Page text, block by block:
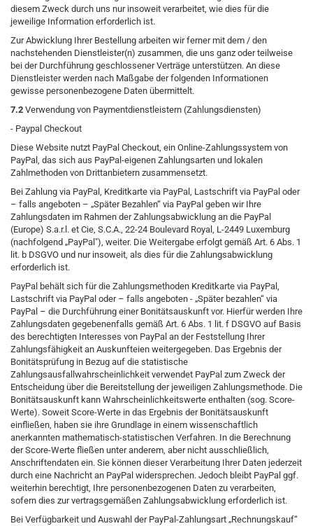
diesem Zweck durch uns nur insoweit verarbeitet, wie dies für die
jeweilige Information erforderlich ist.
Zur Abwicklung Ihrer Bestellung arbeiten wir ferner mit dem / den
nachstehenden Dienstleister(n) zusammen, die uns ganz oder teilweise
bei der Durchführung geschlossener Verträge unterstützen. An diese
Dienstleister werden nach Maßgabe der folgenden Informationen
gewisse personenbezogene Daten übermittelt.
7.2 Verwendung von Paymentdienstleistern (Zahlungsdiensten)
- Paypal Checkout
Diese Website nutzt PayPal Checkout, ein Online-Zahlungssystem von
PayPal, das sich aus PayPal-eigenen Zahlungsarten und lokalen
Zahlmethoden von Drittanbietern zusammensetzt.
Bei Zahlung via PayPal, Kreditkarte via PayPal, Lastschrift via PayPal oder
– falls angeboten – „Später Bezahlen“ via PayPal geben wir Ihre
Zahlungsdaten im Rahmen der Zahlungsabwicklung an die PayPal
(Europe) S.a.r.l. et Cie, S.C.A., 22-24 Boulevard Royal, L-2449 Luxemburg
(nachfolgend „PayPal"), weiter. Die Weitergabe erfolgt gemäß Art. 6 Abs. 1
lit. b DSGVO und nur insoweit, als dies für die Zahlungsabwicklung
erforderlich ist.
PayPal behält sich für die Zahlungsmethoden Kreditkarte via PayPal,
Lastschrift via PayPal oder – falls angeboten - „Später bezahlen“ via
PayPal – die Durchführung einer Bonitätsauskunft vor. Hierfür werden Ihre
Zahlungsdaten gegebenenfalls gemäß Art. 6 Abs. 1 lit. f DSGVO auf Basis
des berechtigten Interesses von PayPal an der Feststellung Ihrer
Zahlungsfähigkeit an Auskunfteien weitergegeben. Das Ergebnis der
Bonitätsprüfung in Bezug auf die statistische
Zahlungsausfallwahrscheinlichkeit verwendet PayPal zum Zweck der
Entscheidung über die Bereitstellung der jeweiligen Zahlungsmethode. Die
Bonitätsauskunft kann Wahrscheinlichkeitswerte enthalten (sog. Score-
Werte). Soweit Score-Werte in das Ergebnis der Bonitätsauskunft
einfließen, haben sie ihre Grundlage in einem wissenschaftlich
anerkannten mathematisch-statistischen Verfahren. In die Berechnung
der Score-Werte fließen unter anderem, aber nicht ausschließlich,
Anschriftendaten ein. Sie können dieser Verarbeitung Ihrer Daten jederzeit
durch eine Nachricht an PayPal widersprechen. Jedoch bleibt PayPal ggf.
weiterhin berechtigt, Ihre personenbezogenen Daten zu verarbeiten,
sofern dies zur vertragsgemäßen Zahlungsabwicklung erforderlich ist.
Bei Verfügbarkeit und Auswahl der PayPal-Zahlungsart „Rechnungskauf“